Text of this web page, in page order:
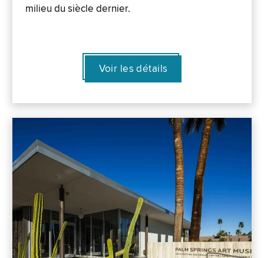
milieu du siècle dernier.
Voir les détails